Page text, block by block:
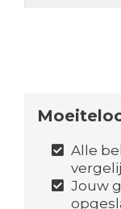
Alle
Jouw